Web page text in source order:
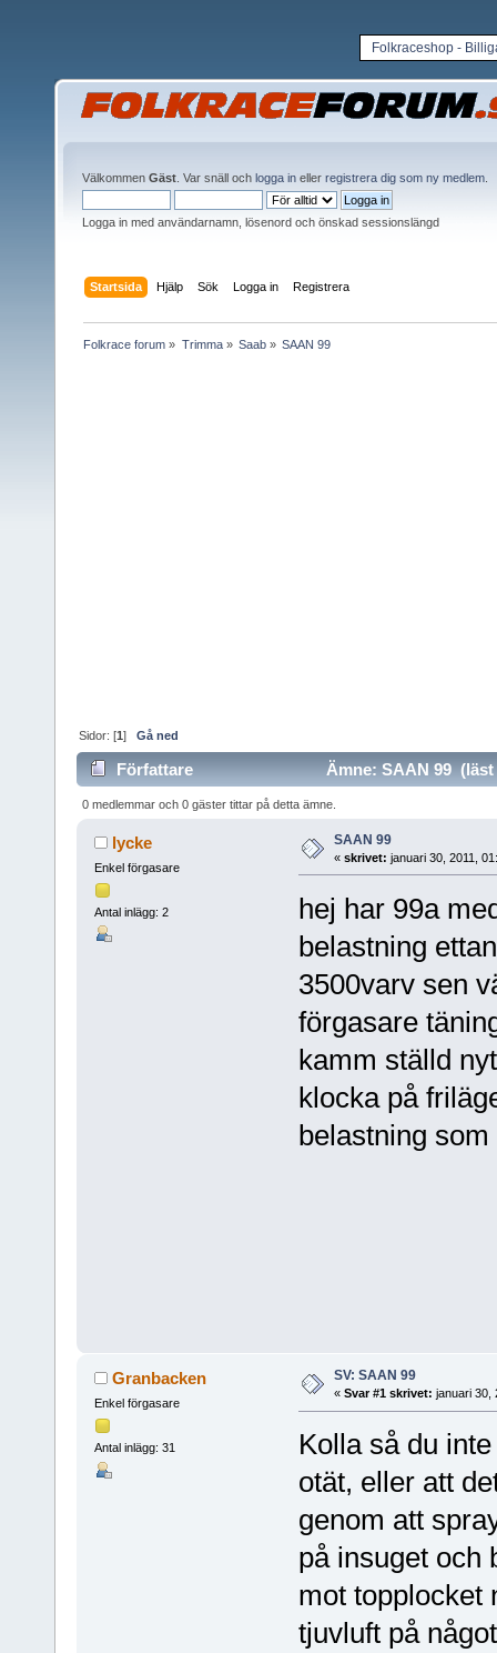
Folkraceshop -
Välkommen Gäst . Var snäll och logga in eller registrera dig som ny medlem
Logga in med användarnamn, lösenord och önskad sessionslängd
Startsida Hjälp Sök Logga in Registrera
Folkrace forum » Trimma» Saab» SAAN 99
Sidor: [1]Gå ned
Författare Ämne: SAAN 99 (läst
0 medlemmar och 0 gäster tittar på detta ämne.
lycke
Enkel förgasare
Antal inlägg: 2
SAAN 99
« skrivet: januari 30, 2011,
hej har 99a
belastning
3500varv sen
förgasare
kamm ställd
klocka på
belastning
Granbacken
Enkel förgasare
Antal inlägg: 31
SV: SAAN 99
« Svar #1 skrivet: januari 30,
Kolla så du
otät, eller att
genom att
på insuget och
mot topplocket
tjuvluft på